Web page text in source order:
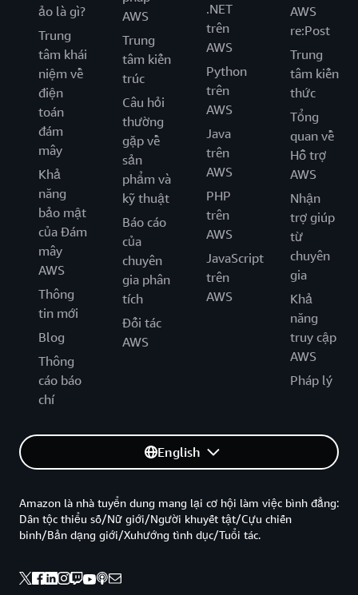
ảo là gì?
Trung
tâm khái
niệm về
điện
toán
đám
mây
Khả
năng
bảo mật
của Đám
mây
AWS
Thông
tin mới
Blog
Thông
cáo báo
chí
AWS
Trung
tâm kiến
trúc
Câu hỏi
thường
gặp về
sản
phẩm và
kỹ thuật
Báo cáo
của
chuyên
gia phân
tích
Đối tác
AWS
.NET
trên
AWS
Python
trên
AWS
Java
trên
AWS
PHP
trên
AWS
JavaScript
trên
AWS
AWS
re:Post
Trung
tâm kiến
thức
Tổng
quan về
Hỗ trợ
AWS
Nhận
trợ giúp
từ
chuyên
gia
Khả
năng
truy cập
AWS
Pháp lý
English
Amazon là nhà tuyển dung mang lại cơ hội làm việc bình đẳng:
Dân tộc thiểu số/Nữ giới/Người khuyết tật/Cựu chiến
binh/Bản dạng giới/Xuhướng tình dục/Tuổi tác.